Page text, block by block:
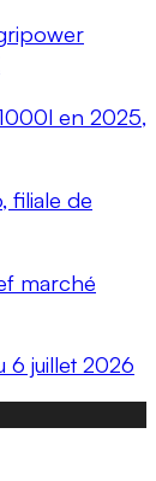
en 2025,
filiale de
marché
6 juillet 2026